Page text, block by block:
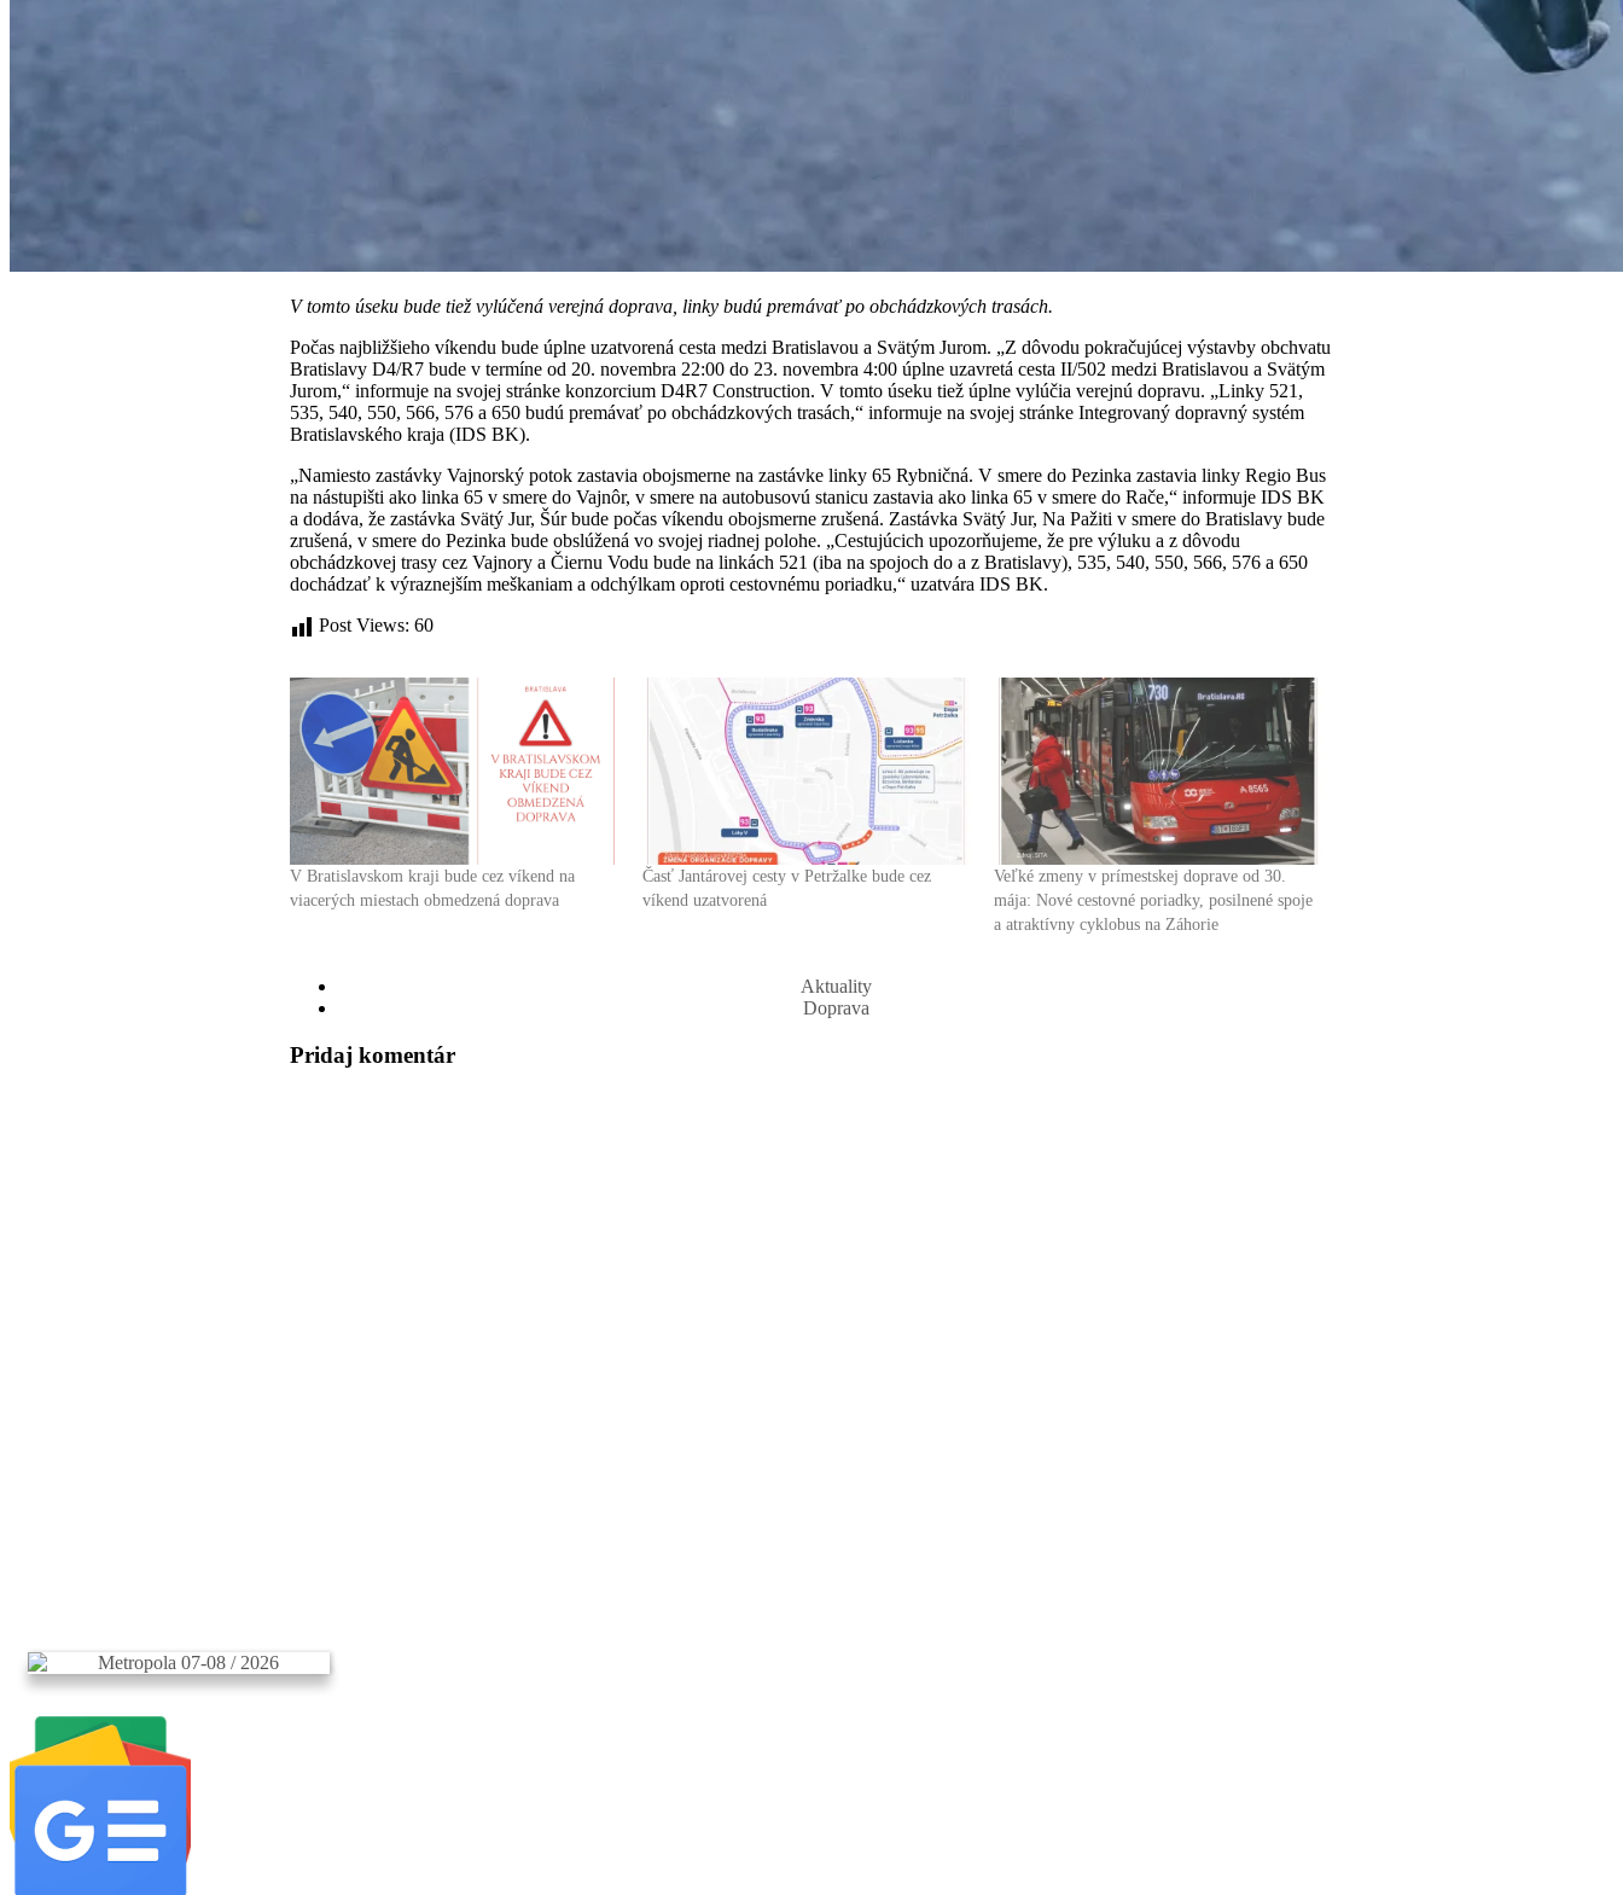
V tomto úseku bude tiež vylúčená verejná doprava, linky budú premávať po obchádzkových trasách.
Počas najbližšieho víkendu bude úplne uzatvorená cesta medzi Bratislavou a Svätým Jurom. „Z dôvodu pokračujúcej výstavby obchvatu
Bratislavy D4/R7 bude v termíne od 20. novembra 22:00 do 23. novembra 4:00 úplne uzavretá cesta II/502 medzi Bratislavou a Svätým
Jurom,“ informuje na svojej stránke konzorcium D4R7 Construction. V tomto úseku tiež úplne vylúčia verejnú dopravu. „Linky 521,
535, 540, 550, 566, 576 a 650 budú premávať po obchádzkových trasách,“ informuje na svojej stránke Integrovaný dopravný systém
Bratislavského kraja (IDS BK).
„Namiesto zastávky Vajnorský potok zastavia obojsmerne na zastávke linky 65 Rybničná. V smere do Pezinka zastavia linky Regio Bus
na nástupišti ako linka 65 v smere do Vajnôr, v smere na autobusovú stanicu zastavia ako linka 65 v smere do Rače,“ informuje IDS BK
a dodáva, že zastávka Svätý Jur, Šúr bude počas víkendu obojsmerne zrušená. Zastávka Svätý Jur, Na Pažiti v smere do Bratislavy bude
zrušená, v smere do Pezinka bude obslúžená vo svojej riadnej polohe. „Cestujúcich upozorňujeme, že pre výluku a z dôvodu
obchádzkovej trasy cez Vajnory a Čiernu Vodu bude na linkách 521 (iba na spojoch do a z Bratislavy), 535, 540, 550, 566, 576 a 650
dochádzať k výraznejším meškaniam a odchýlkam oproti cestovnému poriadku,“ uzatvára IDS BK.
Post Views: 60
V Bratislavskom kraji bude cez víkend na
viacerých miestach obmedzená doprava
Časť Jantárovej cesty v Petržalke bude cez
víkend uzatvorená
Veľké zmeny v prímestskej doprave od 30.
mája: Nové cestovné poriadky, posilnené spoje
a atraktívny cyklobus na Záhorie
Aktuality
Doprava
Pridaj komentár